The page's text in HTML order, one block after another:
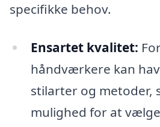
specifikke behov.
Ensartet kvalitet:
håndværkere kan
stilarter og metoder,
mulighed for at